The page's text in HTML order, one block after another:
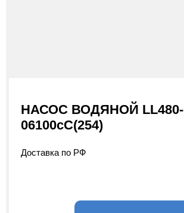
НАСОС ВОДЯНОЙ LL480-
06100cC(254)
Доставка по РФ